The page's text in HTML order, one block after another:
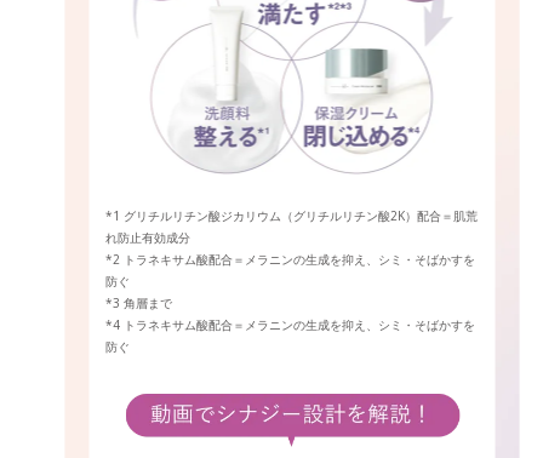
*1 グリチルリチン酸ジカリウム（グリチルリチン酸2K）配合＝肌荒
れ防止有効成分
*2 トラネキサム酸配合＝メラニンの生成を抑え、シミ・そばかすを
防ぐ
*3 角層まで
*4 トラネキサム酸配合＝メラニンの生成を抑え、シミ・そばかすを
防ぐ